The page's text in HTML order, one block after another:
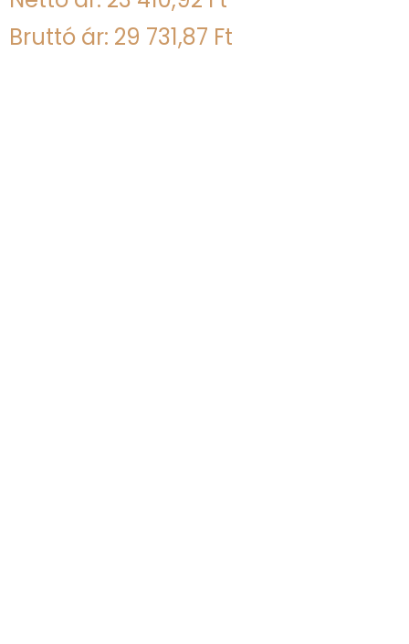
Bruttó ár: 29 731,87 Ft